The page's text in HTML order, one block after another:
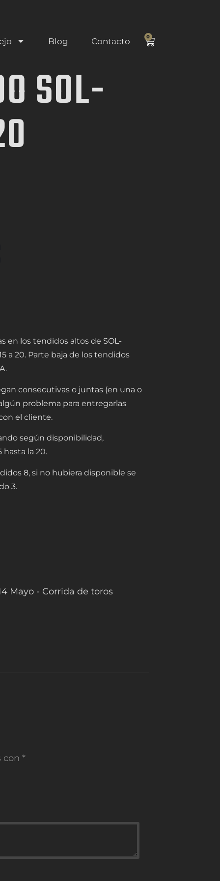
Blog Contacto 0
SOL-
en los tendidos altos de SOL-
a 20. Parte baja de los tendidos
consecutivas o juntas (en una o
problema para entregarlas
el cliente.
según disponibilidad,
hasta la 20.
8, si no hubiera disponible se
3.
Mayo - Corrida de toros
con *